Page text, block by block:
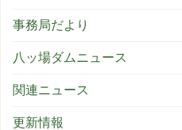
事務局だより
八ッ場ダムニュース
関連ニュース
更新情報